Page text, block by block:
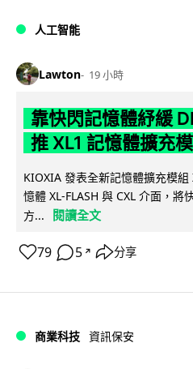
人工智能
Lawton 19 小時
靠快閃記憶體紓緩
推 XL1 記憶體擴充
KIOXIA 發表全新記憶體擴充模
憶體 XL-FLASH 與 CXL 介面，
方...
閱讀全文
79 5 ↗ 分享
商業科技 資訊保安